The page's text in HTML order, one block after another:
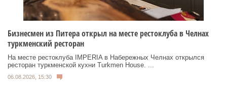
Бизнесмен из Питера открыл на месте рестоклуба в Челнах
туркменский ресторан
На месте рестоклуба IMPERIA в Набережных Челнах открылся
ресторан туркменской кухни Turkmen House. ...
06.08.2026, 15:30